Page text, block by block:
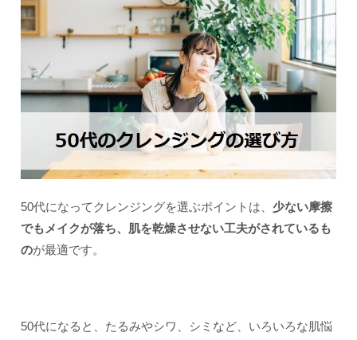
50代になってクレンジングを選ぶポイントは、 少ない摩擦
でもメイクが落ち、肌を乾燥させない工夫がされているも
のが最適です。
50代になると、たるみやシワ、シミなど、いろいろな肌悩